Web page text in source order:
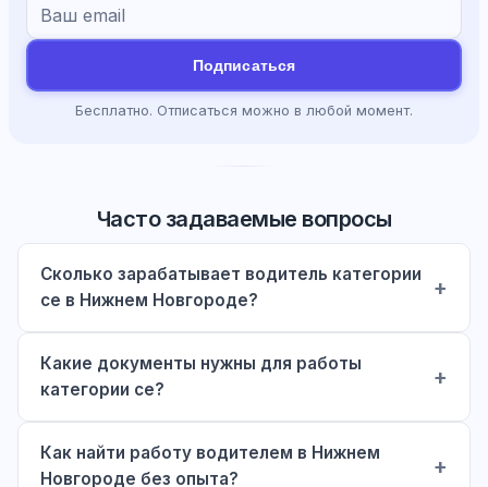
Подписаться
Бесплатно. Отписаться можно в любой момент.
Часто задаваемые вопросы
Сколько зарабатывает водитель категории
ce в Нижнем Новгороде?
Какие документы нужны для работы
категории ce?
Как найти работу водителем в Нижнем
Новгороде без опыта?